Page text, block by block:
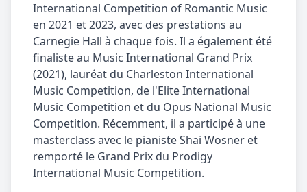
International Competition of Romantic Music
en 2021 et 2023, avec des prestations au
Carnegie Hall à chaque fois. Il a également été
finaliste au Music International Grand Prix
(2021), lauréat du Charleston International
Music Competition, de l'Elite International
Music Competition et du Opus National Music
Competition. Récemment, il a participé à une
masterclass avec le pianiste Shai Wosner et
remporté le Grand Prix du Prodigy
International Music Competition.